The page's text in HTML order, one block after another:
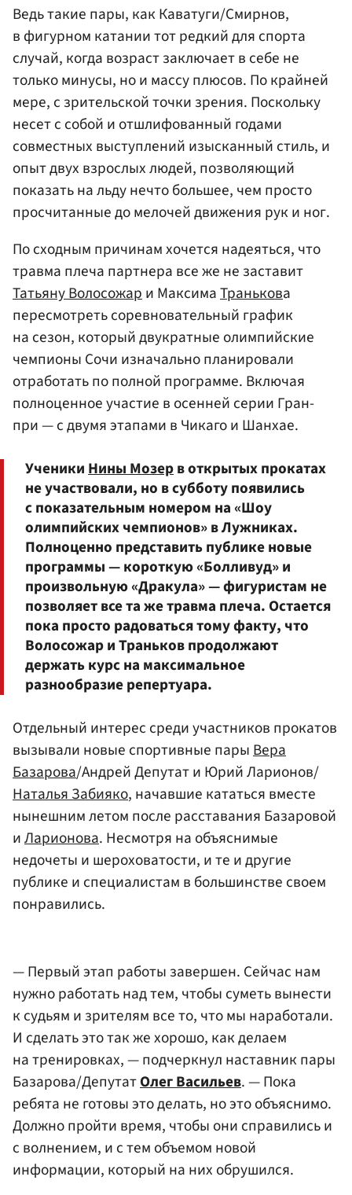
Ведь такие пары, как Каватуги/Смирнов,
в фигурном катании тот редкий для спорта
случай, когда возраст заключает в себе не
только минусы, но и массу плюсов. По крайней
мере, с зрительской точки зрения. Поскольку
несет с собой и отшлифованный годами
совместных выступлений изысканный стиль, и
опыт двух взрослых людей, позволяющий
показать на льду нечто большее, чем просто
просчитанные до мелочей движения рук и ног.
По сходным причинам хочется надеяться, что
травма плеча партнера все же не заставит
Татьяну Волосожари МаксимаТранькова
пересмотреть соревновательный график
на сезон, который двукратные олимпийские
чемпионы Сочи изначально планировали
отработать по полной программе. Включая
полноценное участие в осенней серии Гран-
при — с двумя этапами в Чикаго и Шанхае.
Ученики Нины Мозерв открытых прокатах
не участвовали, но в субботу появились
с показательным номером на «Шоу
олимпийских чемпионов» в Лужниках.
Полноценно представить публике новые
программы — короткую «Болливуд» и
произвольную «Дракула» — фигуристам не
позволяет все та же травма плеча. Остается
пока просто радоваться тому факту, что
Волосожар и Траньков продолжают
держать курс на максимальное
разнообразие репертуара.
Отдельный интерес среди участников прокатов
вызывали новые спортивные парыВера
Базарова/Андрей Депутат и Юрий Ларионов/
Наталья Забияко, начавшие кататься вместе
нынешним летом после расставания Базаровой
иЛарионова. Несмотря на объяснимые
недочеты и шероховатости, и те и другие
публике и специалистам в большинстве своем
понравились.
— Первый этап работы завершен. Сейчас нам
нужно работать над тем, чтобы суметь вынести
к судьям и зрителям все то, что мы наработали.
И сделать это так же хорошо, как делаем
на тренировках, — подчеркнул наставник пары
Базарова/ДепутатОлег Васильев. — Пока
ребята не готовы это делать, но это объяснимо.
Должно пройти время, чтобы они справились и
с волнением, и с тем объемом новой
информации, который на них обрушился.